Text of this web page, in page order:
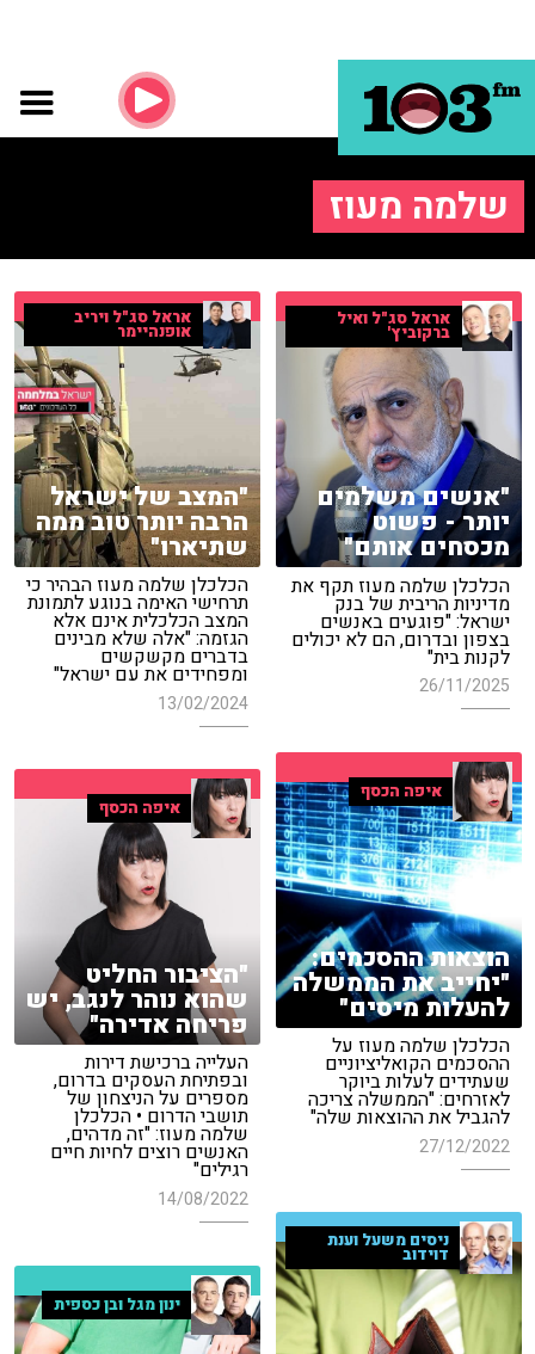
שלמה מעוז
אראל סג"ל ואיל
ברקוביץ'
"אנשים משלמים
יותר - פשוט
מכסחים אותם"
הכלכלן שלמה מעוז תקף את
מדיניות הריבית של בנק
ישראל: "פוגעים באנשים
בצפון ובדרום, הם לא יכולים
לקנות בית"
26/11/2025
אראל סג"ל ויריב
אופנהיימר
"המצב של ישראל
הרבה יותר טוב ממה
שתיארו"
הכלכלן שלמה מעוז הבהיר כי
תרחישי האימה בנוגע לתמונת
המצב הכלכלית אינם אלא
הגזמה: "אלה שלא מבינים
בדברים מקשקשים
ומפחידים את עם ישראל"
13/02/2024
איפה הכסף
הוצאות ההסכמים:
"יחייב את הממשלה
להעלות מיסים"
הכלכלן שלמה מעוז על
ההסכמים הקואליציוניים
שעתידים לעלות ביוקר
לאזרחים: "הממשלה צריכה
להגביל את ההוצאות שלה"
27/12/2022
איפה הכסף
"הציבור החליט
שהוא נוהר לנגב, יש
פריחה אדירה"
העלייה ברכישת דירות
ובפתיחת העסקים בדרום,
מספרים על הניצחון של
תושבי הדרום • הכלכלן
שלמה מעוז: "זה מדהים,
האנשים רוצים לחיות חיים
רגילים"
14/08/2022
ניסים משעל וענת
דוידוב
ינון מגל ובן כספית